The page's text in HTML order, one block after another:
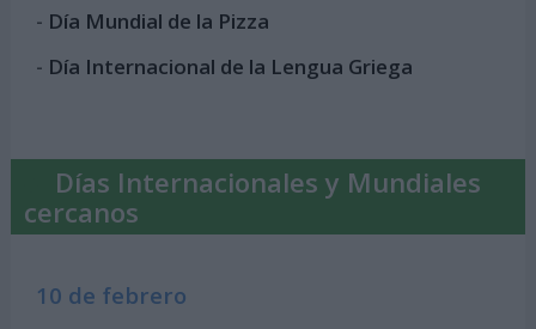
- Día Mundial de la Pizza
- Día Internacional de la Lengua Griega
Días Internacionales y Mundiales
cercanos
10 de febrero